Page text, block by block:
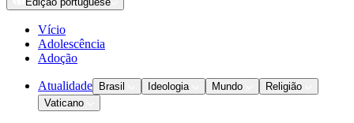
Vício
Adolescência
Adoção
Atualidade Brasil Ideologia Mundo
Religião
Vaticano